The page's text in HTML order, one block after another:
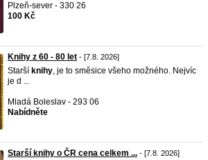
Plzeň-sever - 330 26
100 Kč
Knihy z 60 - 80 let - [7.8. 2026]
Starší knihy, je to směsice všeho možného. Nejvíc
je d ...
Mladá Boleslav - 293 06
Nabídněte
Starší knihy o ČR cena celkem ... - [7.8. 2026]